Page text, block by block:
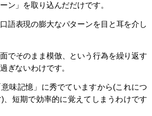
ン」を取り込んだだけです。
語表現の膨大なパターンを目と耳を介し
でそのまま模倣、という行為を繰り返す
ぎないわけです。
味記憶」に秀でていますから(これにつ
、短期で効率的に覚えてしまうわけです